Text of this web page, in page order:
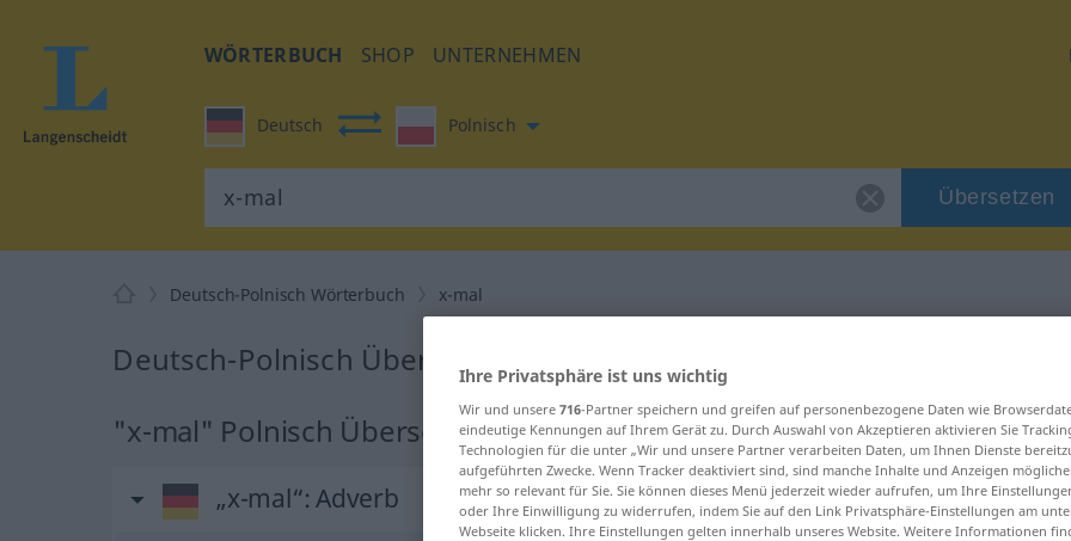
WÖRTERBUCH SHOP UNTERNEHMEN
Deutsch Polnisch
Übersetzen
Deutsch-Polnisch Wörterbuch x-mal
Deutsch-Polnisch Übersetzung für "x-mal"
"x-mal" Polnisch Übersetzung
„x-mal“: Adverb
Ihre Privatsphäre ist uns wichtig
Wir und unsere 716-Partner speichern und greifen auf personenbezogene Daten wie
eindeutige Kennungen auf Ihrem Gerät zu. Durch Auswahl von Akzeptieren aktivieren Sie
Technologien für die unter „Wir und unsere Partner verarbeiten Daten, um Ihnen Dienste
aufgeführten Zwecke. Wenn Tracker deaktiviert sind, sind manche Inhalte und Anzeigen
mehr so relevant für Sie. Sie können dieses Menü jederzeit wieder aufrufen, um Ihre
oder Ihre Einwilligung zu widerrufen, indem Sie auf den Link Privatsphäre-Einstellungen am
Webseite klicken. Ihre Einstellungen gelten innerhalb unseres Website. Weitere Informationen